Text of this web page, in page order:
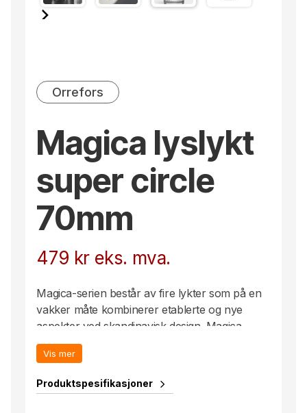
Orrefors
Magica lyslykt
super circle
70mm
479 kr eks. mva.
Magica-serien består av fire lykter som på en
vakker måte kombinerer etablerte og nye
aspekter ved skandinavisk design. Magica
bruker glassets farge og tekstur for å skape
lysdiffraksjon og mønstre. Design av Andreas
glass, har en supersirkulær form og er 70 mm
Vis mer
Produktspesifikasjoner